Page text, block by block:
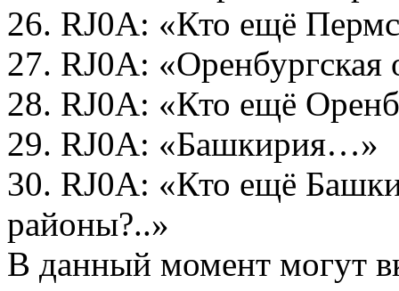
26. RJ0A: «Кто ещё
27. RJ0A: «Оренбургская
28. RJ0A: «Кто ещё
29. RJ0A: «Башкирия…»
30. RJ0A: «Кто ещё
районы?..»
В данный момент могут